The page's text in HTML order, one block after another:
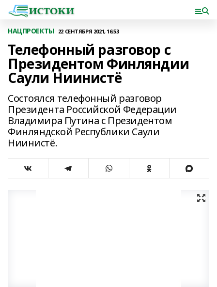
НАЦПРОЕКТЫ 22 СЕНТЯБРЯ 2021, 16:53
Телефонный разговор с
Президентом Финляндии
Саули Ниинистё
Состоялся телефонный разговор
Президента Российской Федерации
Владимира Путина с Президентом
Финляндской Республики Саули
Ниинистё.